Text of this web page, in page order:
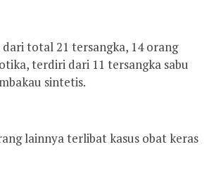
total 21 tersangka, 14 orang
terdiri dari 11 tersangka sabu
sintetis.
lainnya terlibat kasus obat keras